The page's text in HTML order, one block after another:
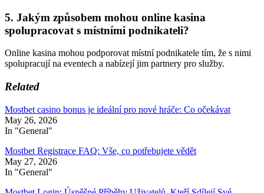
5. Jakým způsobem mohou online kasina
spolupracovat s místními podnikateli?
Online kasina mohou podporovat místní podnikatele tím, že s nimi
spolupracují na eventech a nabízejí jim partnery pro služby.
Related
Mostbet casino bonus je ideální pro nové hráče: Co očekávat
May 26, 2026
In "General"
Mostbet Registrace FAQ: Vše, co potřebujete vědět
May 27, 2026
In "General"